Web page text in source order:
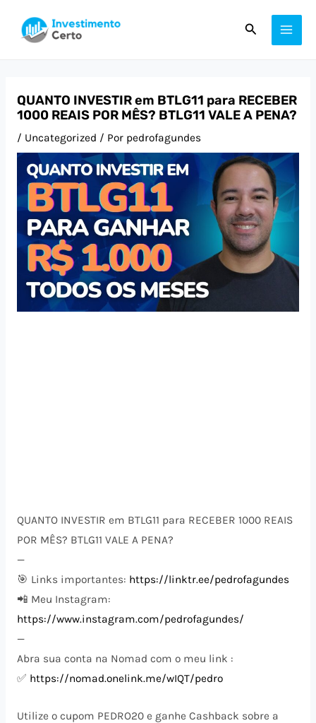
para
Pesquisar
QUANTO INVESTIR em BTLG11 para RECEBER
1000 REAIS POR MÊS? BTLG11 VALE A PENA?
/ Uncategorized / Por pedrofagundes
QUANTO INVESTIR em BTLG11 para RECEBER 1000 REAIS
POR MÊS? BTLG11 VALE A PENA?
—
🎯 Links importantes: https://linktr.ee/pedrofagundes
📲 Meu Instagram:
https://www.instagram.com/pedrofagundes/
—
Abra sua conta na Nomad com o meu link :
✅ https://nomad.onelink.me/wIQT/pedro
Utilize o cupom PEDRO20 e ganhe Cashback sobre a
navigation